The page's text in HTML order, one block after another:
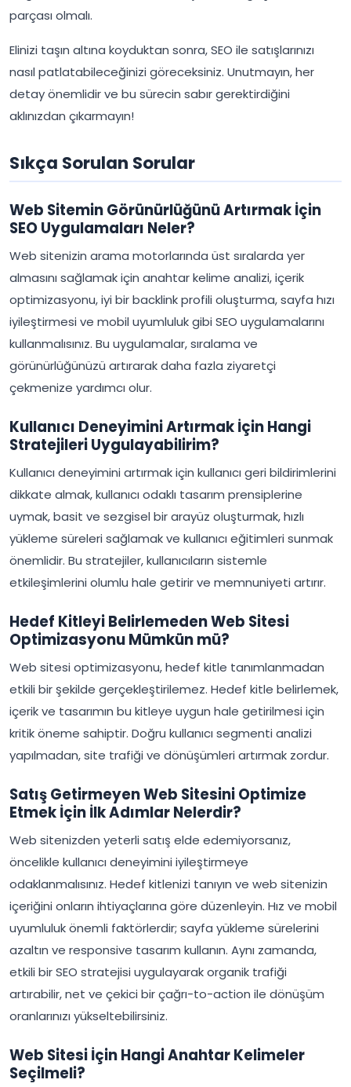
parçası olmalı.
Elinizi taşın altına koyduktan sonra, SEO ile satışlarınızı
nasıl patlatabileceğinizi göreceksiniz. Unutmayın, her
detay önemlidir ve bu sürecin sabır gerektirdiğini
aklınızdan çıkarmayın!
Sıkça Sorulan Sorular
Web Sitemin Görünürlüğünü Artırmak İçin
SEO Uygulamaları Neler?
Web sitenizin arama motorlarında üst sıralarda yer
almasını sağlamak için anahtar kelime analizi, içerik
optimizasyonu, iyi bir backlink profili oluşturma, sayfa hızı
iyileştirmesi ve mobil uyumluluk gibi SEO uygulamalarını
kullanmalısınız. Bu uygulamalar, sıralama ve
görünürlüğünüzü artırarak daha fazla ziyaretçi
çekmenize yardımcı olur.
Kullanıcı Deneyimini Artırmak İçin Hangi
Stratejileri Uygulayabilirim?
Kullanıcı deneyimini artırmak için kullanıcı geri bildirimlerini
dikkate almak, kullanıcı odaklı tasarım prensiplerine
uymak, basit ve sezgisel bir arayüz oluşturmak, hızlı
yükleme süreleri sağlamak ve kullanıcı eğitimleri sunmak
önemlidir. Bu stratejiler, kullanıcıların sistemle
etkileşimlerini olumlu hale getirir ve memnuniyeti artırır.
Hedef Kitleyi Belirlemeden Web Sitesi
Optimizasyonu Mümkün mü?
Web sitesi optimizasyonu, hedef kitle tanımlanmadan
etkili bir şekilde gerçekleştirilemez. Hedef kitle belirlemek,
içerik ve tasarımın bu kitleye uygun hale getirilmesi için
kritik öneme sahiptir. Doğru kullanıcı segmenti analizi
yapılmadan, site trafiği ve dönüşümleri artırmak zordur.
Satış Getirmeyen Web Sitesini Optimize
Etmek İçin İlk Adımlar Nelerdir?
Web sitenizden yeterli satış elde edemiyorsanız,
öncelikle kullanıcı deneyimini iyileştirmeye
odaklanmalısınız. Hedef kitlenizi tanıyın ve web sitenizin
içeriğini onların ihtiyaçlarına göre düzenleyin. Hız ve mobil
uyumluluk önemli faktörlerdir; sayfa yükleme sürelerini
azaltın ve responsive tasarım kullanın. Aynı zamanda,
etkili bir SEO stratejisi uygulayarak organik trafiği
artırabilir, net ve çekici bir çağrı-to-action ile dönüşüm
oranlarınızı yükseltebilirsiniz.
Web Sitesi İçin Hangi Anahtar Kelimeler
Seçilmeli?